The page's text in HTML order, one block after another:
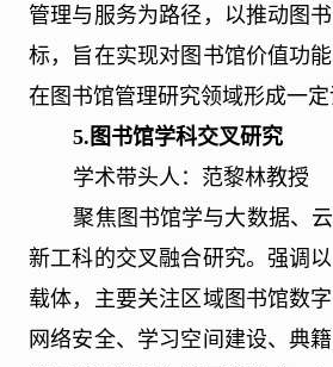
管理与服务为路径，以推动图
标，旨在实现对图书馆价值功
在图书馆管理研究领域形成一定
5. 图书馆学科交叉研究
学术带头人：范黎林教授
聚焦图书馆学与大数据、
新工科的交叉融合研究。强调
载体，主要关注区域图书馆数
网络安全、学习空间建设、典